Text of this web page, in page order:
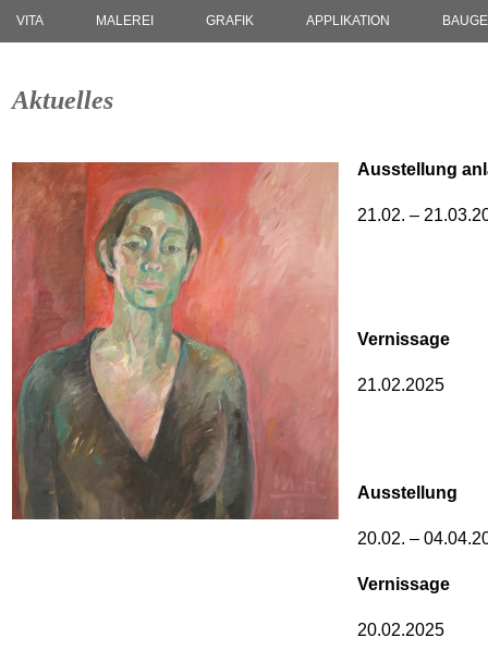
VITA MALEREI GRAFIK APPLIKATION
Aktuelles
Ausstellung
21.02. –
Vernissage
21.02.2025
Ausstellung
20.02. –
Vernissage
20.02.2025